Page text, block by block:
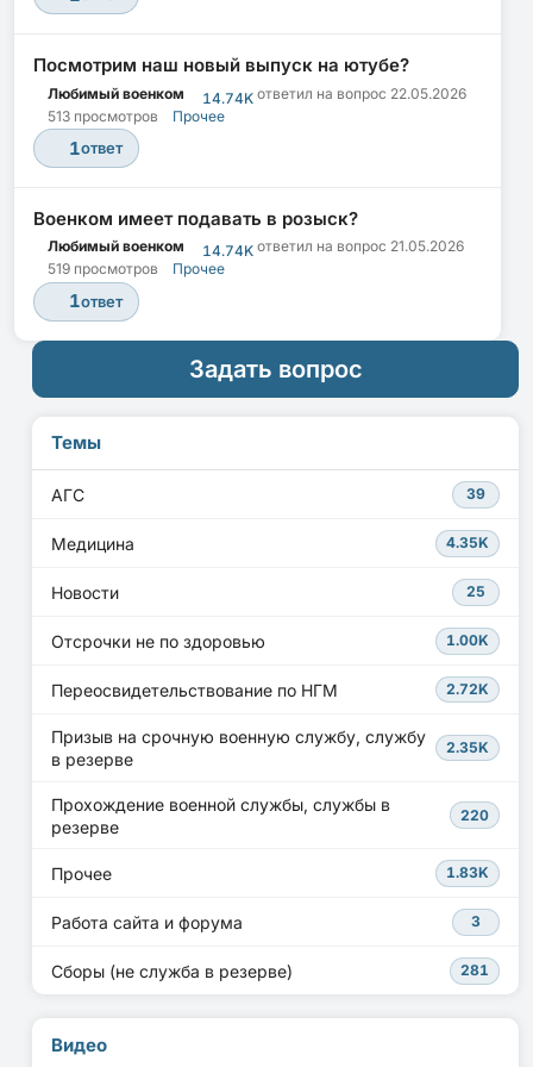
Посмотрим наш новый выпуск на ютубе?
Любимый военком 14.74Kответил на вопрос 22.05.2026
513 просмотров
Прочее
1ответ
Военком имеет подавать в розыск?
Любимый военком 14.74Kответил на вопрос 21.05.2026
519 просмотров
Прочее
1ответ
Задать вопрос
Темы
АГС 39
Медицина 4.35K
Новости 25
Отсрочки не по здоровью 1.00K
Переосвидетельствование по НГМ 2.72K
Призыв на срочную военную службу, службу
в резерве
2.35K
Прохождение военной службы, службы в
резерве
220
Прочее 1.83K
Работа сайта и форума 3
Сборы (не служба в резерве) 281
Видео